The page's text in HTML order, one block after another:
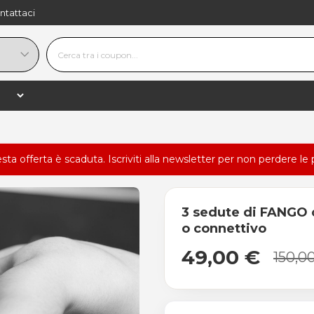
offerta è scaduta. Iscriviti alla newsletter per non perdere le
3 sedute di
o connettivo
49,00 €